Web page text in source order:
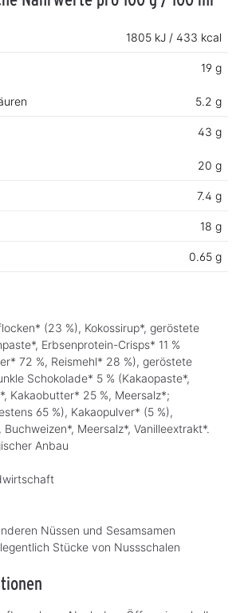
1805 kJ / 433 kcal
19 g
5.2 g
43 g
20 g
7.4 g
18 g
0.65 g
(23 %), Kokossirup*, geröstete
Erbsenprotein-Crisps* 11 %
72 %, Reismehl* 28 %), geröstete
Schokolade* 5 % (Kakaopaste*,
Kakaobutter* 25 %, Meersalz*;
65 %), Kakaopulver* (5 %),
Meersalz*, Vanilleextrakt*.
Anbau
Nüssen und Sesamsamen
Stücke von Nussschalen